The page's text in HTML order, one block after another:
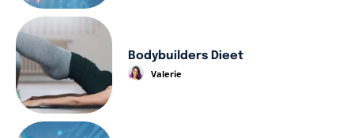
Bodybuilders Dieet
Valerie